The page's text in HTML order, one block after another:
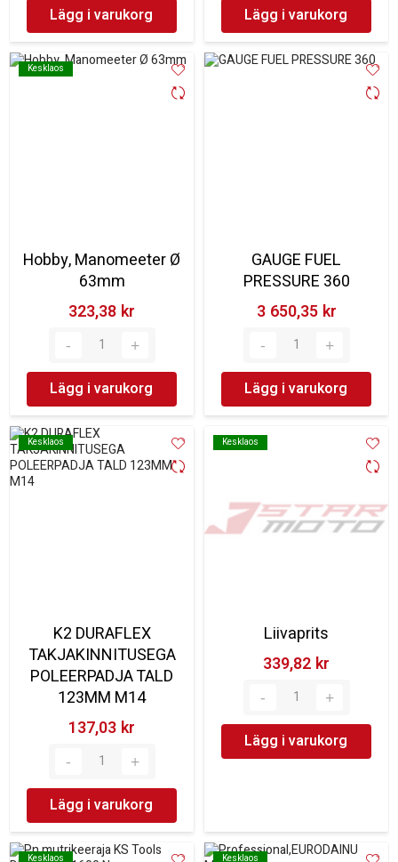
Lägg i varukorg Lägg i varukorg
Kesklaos
Kesklaos
Hobby, Manomeeter Ø
63mm
323,38 kr‎
Lägg i varukorg
GAUGE FUEL
PRESSURE 360
3 650,35 kr‎
Lägg i varukorg
Kesklaos
Kesklaos
K2 DURAFLEX
TAKJAKINNITUSEGA
POLEERPADJA TALD
123MM M14
137,03 kr‎
Lägg i varukorg
Kesklaos
Kesklaos
Liivaprits
339,82 kr‎
Lägg i varukorg
Kesklaos
Kesklaos Kesklaos
Kesklaos